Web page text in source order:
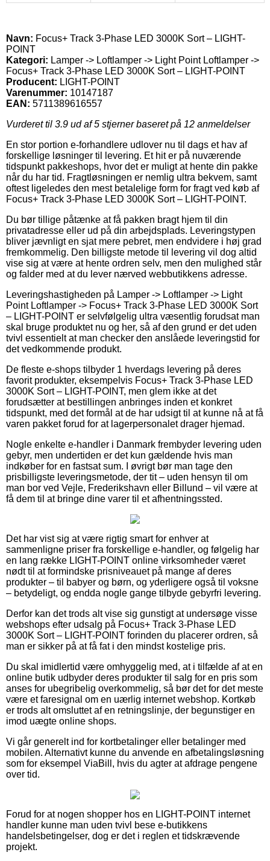
Navn: Focus+ Track 3-Phase LED 3000K Sort – LIGHT-
POINT
Kategori: Lamper -> Loftlamper -> Light Point Loftlamper ->
Focus+ Track 3-Phase LED 3000K Sort – LIGHT-POINT
Producent: LIGHT-POINT
Varenummer: 10147187
EAN: 5711389616557
Vurderet til 3.9 ud af 5 stjerner baseret på 12 anmeldelser
En stor portion e-forhandlere udlover nu til dags et hav af
forskellige løsninger til levering. Et hit er på nuværende
tidspunkt pakkeshops, hvor det er muligt at hente din pakke
når du har tid. Fragtløsningen er nemlig ultra bekvem, samt
oftest ligeledes den mest betalelige form for fragt ved køb af
Focus+ Track 3-Phase LED 3000K Sort – LIGHT-POINT.
Du bør tillige påtænke at få pakken bragt hjem til din
privatadresse eller ud på din arbejdsplads. Leveringstypen
bliver jævnligt en sjat mere pebret, men endvidere i høj grad
fremkommelig. Den billigste metode til levering vil dog altid
vise sig at være at hente ordren selv, men den mulighed står
og falder med at du lever nærved webbutikkens adresse.
Leveringshastigheden på Lamper -> Loftlamper -> Light
Point Loftlamper -> Focus+ Track 3-Phase LED 3000K Sort
– LIGHT-POINT er selvfølgelig ultra væsentlig forudsat man
skal bruge produktet nu og her, så af den grund er det uden
tvivl essentielt at man checker den anslåede leveringstid for
det vedkommende produkt.
De fleste e-shops tilbyder 1 hverdags levering på deres
favorit produkter, eksempelvis Focus+ Track 3-Phase LED
3000K Sort – LIGHT-POINT, men glem ikke at det
forudsætter at bestillingen anbringes inden et konkret
tidspunkt, med det formål at de har udsigt til at kunne nå at få
varen pakket forud for at lagerpersonalet drager hjemad.
Nogle enkelte e-handler i Danmark frembyder levering uden
gebyr, men undertiden er det kun gældende hvis man
indkøber for en fastsat sum. I øvrigt bør man tage den
prisbilligste leveringsmetode, der tit – uden hensyn til om
man bor ved Vejle, Frederikshavn eller Billund – vil være at
få dem til at bringe dine varer til et afhentningssted.
Det har vist sig at være rigtig smart for enhver at
sammenligne priser fra forskellige e-handler, og følgelig har
en lang række LIGHT-POINT online virksomheder været
nødt til at formindske prisniveauet på mange af deres
produkter – til babyer og børn, og yderligere også til voksne
– betydeligt, og endda nogle gange tilbyde gebyrfri levering.
Derfor kan det trods alt vise sig gunstigt at undersøge visse
webshops efter udsalg på Focus+ Track 3-Phase LED
3000K Sort – LIGHT-POINT forinden du placerer ordren, så
man er sikker på at få fat i den mindst kostelige pris.
Du skal imidlertid være omhyggelig med, at i tilfælde af at en
online butik udbyder deres produkter til salg for en pris som
anses for ubegribelig overkommelig, så bør det for det meste
være et faresignal om en uærlig internet webshop. Kortkøb
er trods alt omsluttet af en retningslinje, der begunstiger en
imod uægte online shops.
Vi går generelt ind for kortbetalinger eller betalinger med
mobilen. Alternativt kunne du anvende en afbetalingsløsning
som for eksempel ViaBill, hvis du agter at afdrage pengene
over tid.
Forud for at nogen shopper hos en LIGHT-POINT internet
handler kunne man uden tvivl bese e-butikkens
handelsbetingelser, dog er det i reglen et tidskrævende
projekt.